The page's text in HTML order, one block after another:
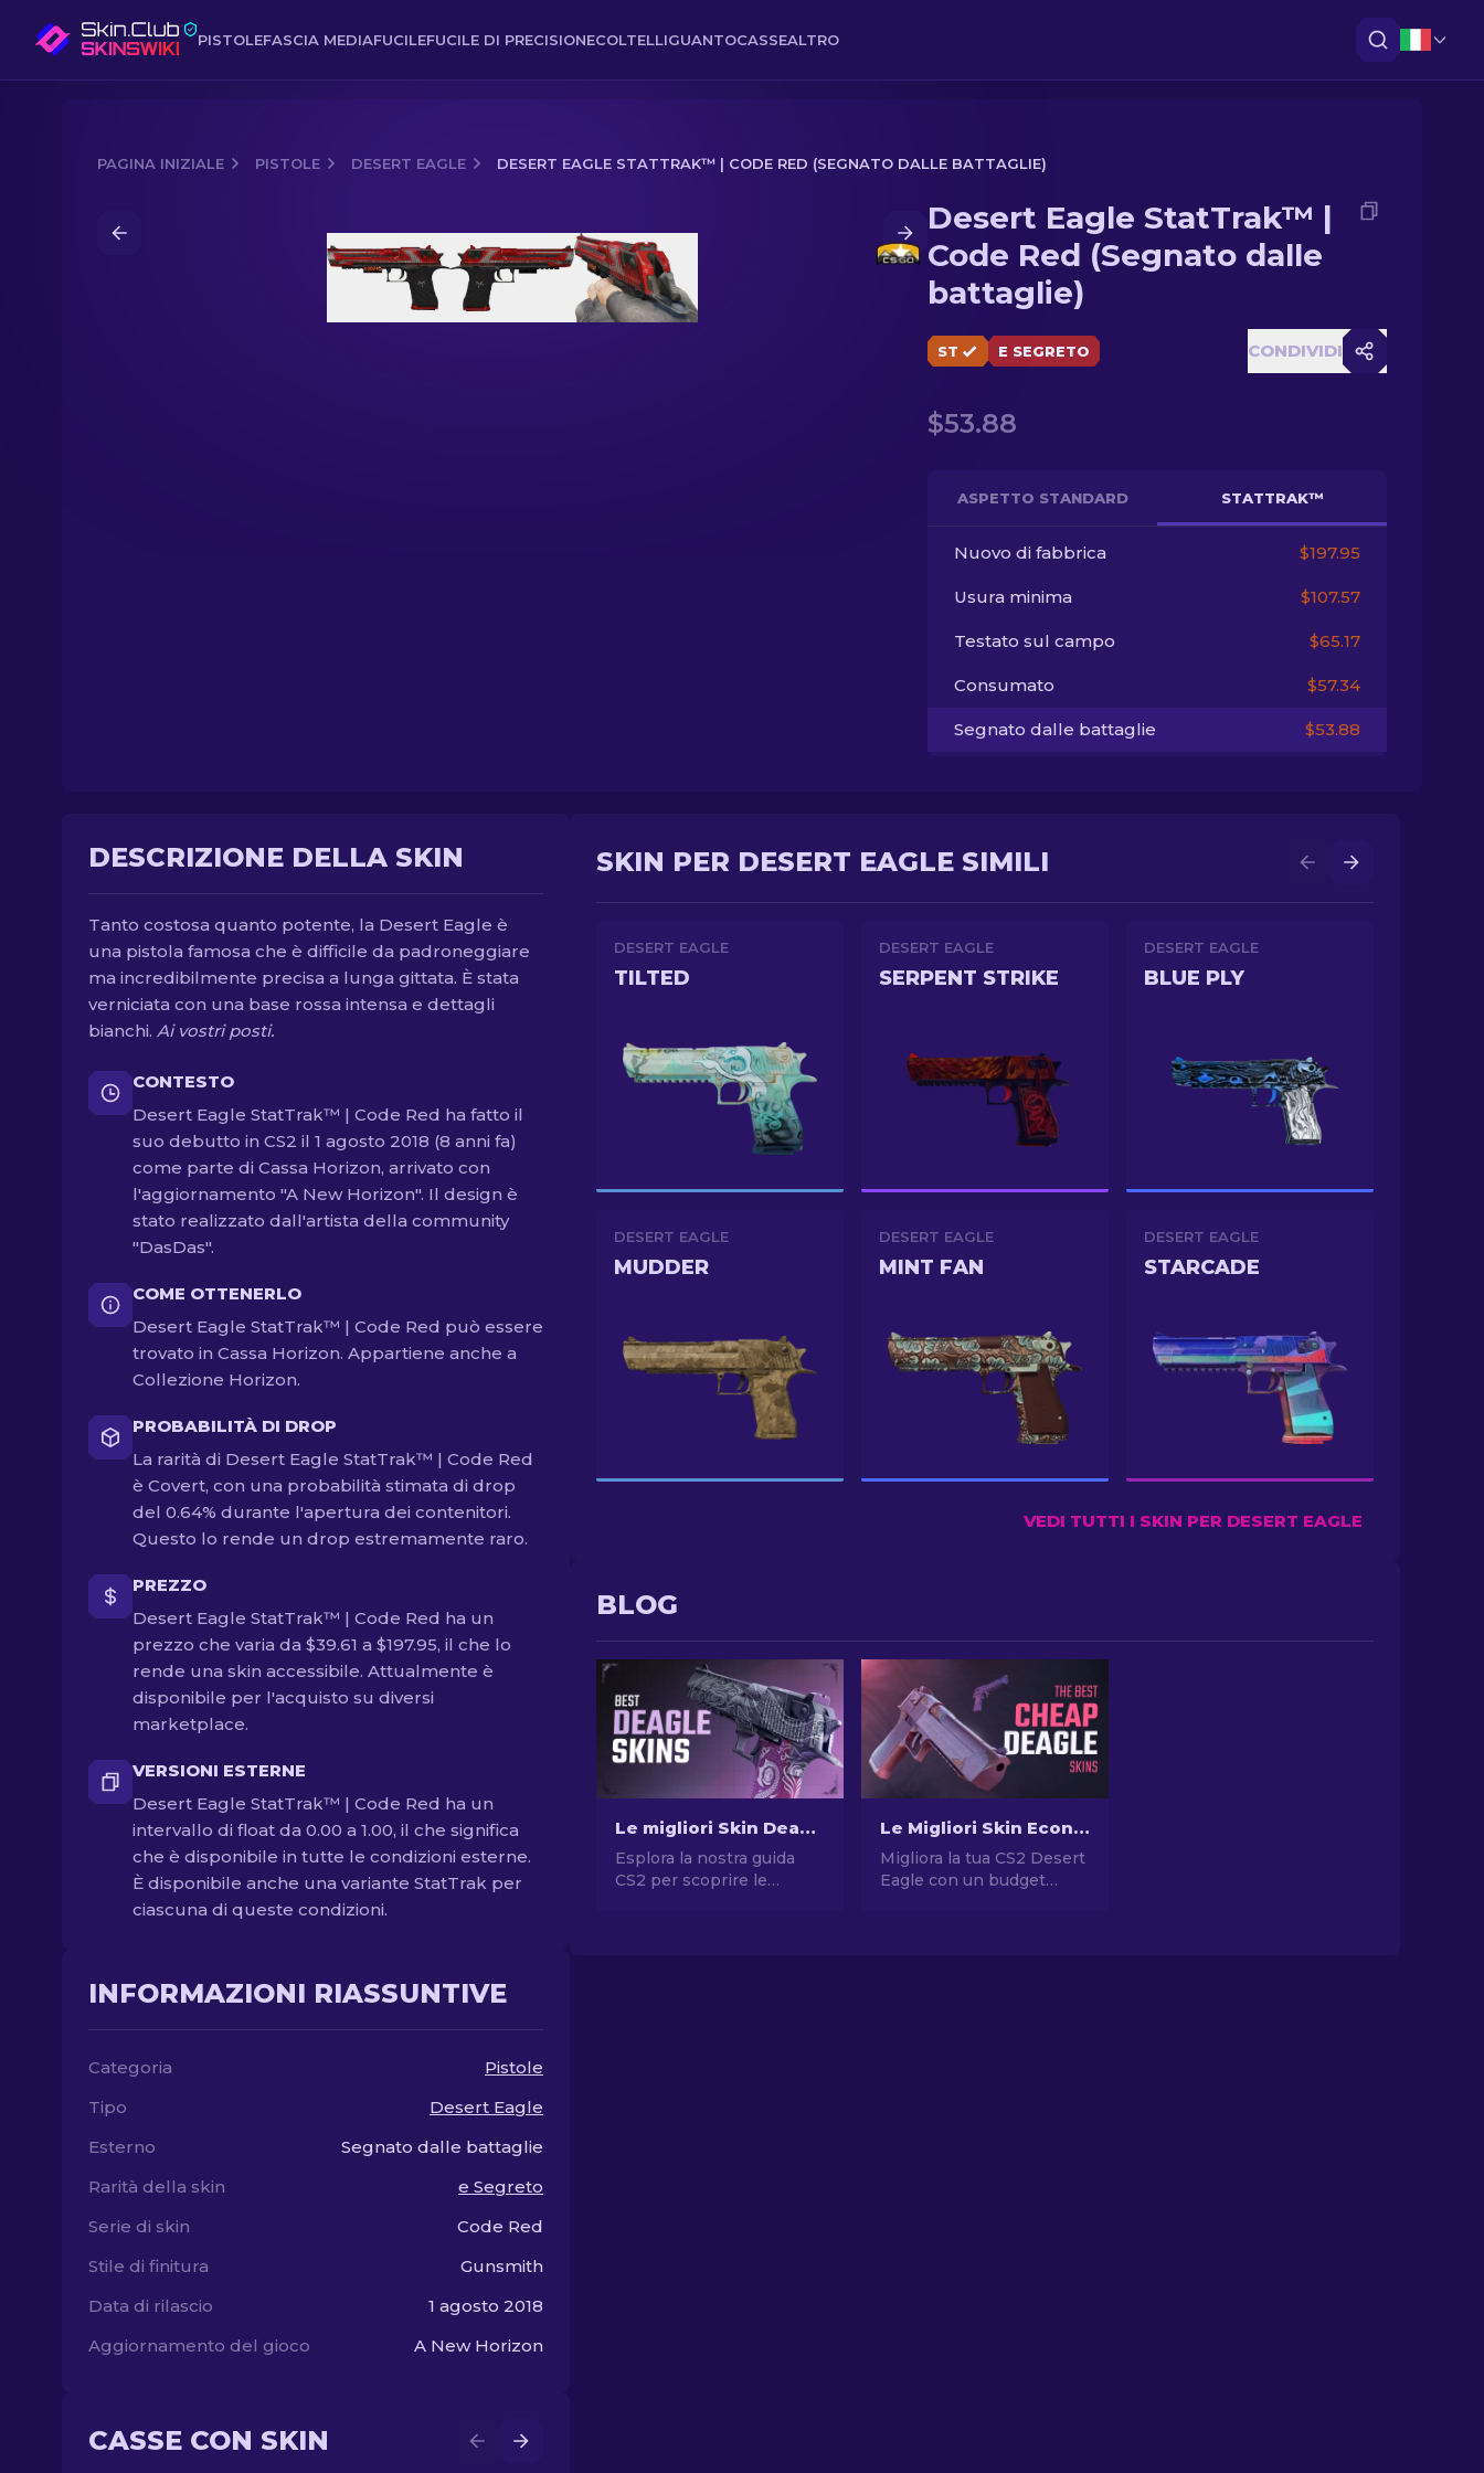
PISTOLEFASCIA MEDIAFUCILEFUCILE DI PRECISIONECOLTELLIGUANTOCASSEALTRO
PAGINA INIZIALE PISTOLE DESERT EAGLE DESERT EAGLE STATTRAK™ | CODE RED (SEGNATO DALLE BATTAGLIE)
Desert Eagle StatTrak™ | Code Red (Segnato dalle battaglie)
Desert Eagle StatTrak™ |
Code Red (Segnato dalle
battaglie)
ST E SEGRETO CONDIVIDI
$53.88
ASPETTO STANDARD STATTRAK™
Nuovo di fabbrica $197.95
Usura minima $107.57
Testato sul campo $65.17
Consumato $57.34
Segnato dalle battaglie $53.88
DESCRIZIONE DELLA SKIN
Tanto costosa quanto potente, la Desert Eagle è
una pistola famosa che è difficile da padroneggiare
ma incredibilmente precisa a lunga gittata. È stata
verniciata con una base rossa intensa e dettagli
bianchi. Ai vostri posti.
CONTESTO
Desert Eagle StatTrak™ | Code Red ha fatto il
suo debutto in CS2 il 1 agosto 2018 (8 anni fa)
come parte di Cassa Horizon, arrivato con
l'aggiornamento "A New Horizon". Il design è
stato realizzato dall'artista della community
"DasDas".
COME OTTENERLO
Desert Eagle StatTrak™ | Code Red può essere
trovato in Cassa Horizon. Appartiene anche a
Collezione Horizon.
PROBABILITÀ DI DROP
La rarità di Desert Eagle StatTrak™ | Code Red
è Covert, con una probabilità stimata di drop
del 0.64% durante l'apertura dei contenitori.
Questo lo rende un drop estremamente raro.
PREZZO
Desert Eagle StatTrak™ | Code Red ha un
prezzo che varia da $39.61 a $197.95, il che lo
rende una skin accessibile. Attualmente è
disponibile per l'acquisto su diversi
marketplace.
VERSIONI ESTERNE
Desert Eagle StatTrak™ | Code Red ha un
intervallo di float da 0.00 a 1.00, il che significa
che è disponibile in tutte le condizioni esterne.
È disponibile anche una variante StatTrak per
ciascuna di queste condizioni.
INFORMAZIONI RIASSUNTIVE
Categoria
Pistole
Tipo
Desert Eagle
Esterno
Segnato dalle battaglie
Rarità della skin
e Segreto
Serie di skin
Code Red
Stile di finitura
Gunsmith
Data di rilascio
1 agosto 2018
Aggiornamento del gioco
A New Horizon
CASSE CON SKIN
SKIN PER DESERT EAGLE SIMILI
DESERT EAGLE
TILTED
DESERT EAGLE
SERPENT STRIKE
DESERT EAGLE
BLUE PLY
DESERT EAGLE
MUDDER
DESERT EAGLE
MINT FAN
DESERT EAGLE
STARCADE
VEDI TUTTI I SKIN PER DESERT EAGLE
BLOG
Le migliori Skin Deagle in CS2 [2026]
Esplora la nostra guida
CS2 per scoprire le
Le Migliori Skin Economiche per Desert Eagle di CS2
Migliora la tua CS2 Desert
Eagle con un budget